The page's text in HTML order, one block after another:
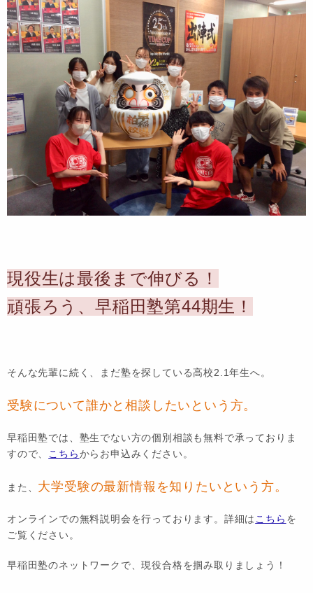
現役生は最後まで伸びる！
頑張ろう、早稲田塾第44期生！
そんな先輩に続く、まだ塾を探している高校2.1年生へ。
受験について誰かと相談したいという方。
早稲田塾では、塾生でない方の個別相談も無料で承っておりま
すので、 こちらからお申込みください。
また、 大学受験の最新情報を知りたいという方。
オンラインでの無料説明会を行っております。詳細はこちら を
ご覧ください。
早稲田塾のネットワークで、現役合格を掴み取りましょう！